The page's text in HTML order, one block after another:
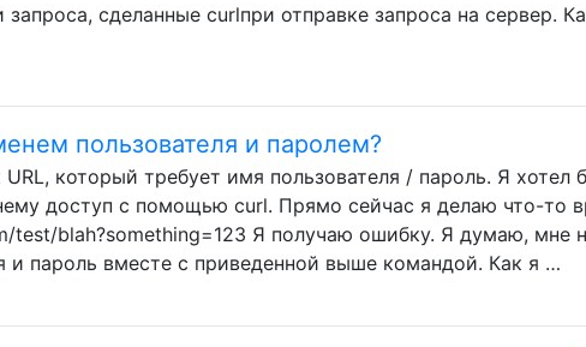
запроса, сделанные curlпри отправке запроса на сервер.
пользователя и паролем?
который требует имя пользователя / пароль. Я хотел
доступ с помощью curl. Прямо сейчас я делаю что-то
test/blah?something=123 Я получаю ошибку. Я думаю, мне
и пароль вместе с приведенной выше командой. Как я …